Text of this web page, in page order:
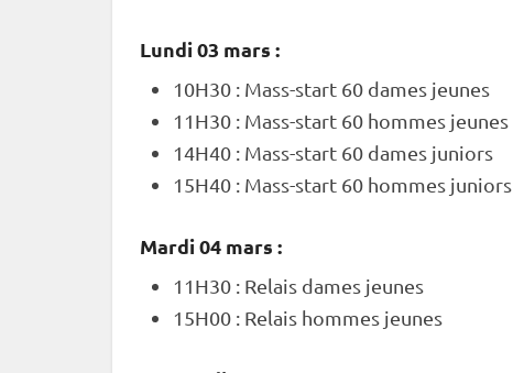
Lundi 03 mars :
10H30 : Mass-start 60 dames jeunes
11H30 : Mass-start 60 hommes jeunes
14H40 : Mass-start 60 dames juniors
15H40 : Mass-start 60 hommes juniors
Mardi 04 mars :
11H30 : Relais dames jeunes
15H00 : Relais hommes jeunes